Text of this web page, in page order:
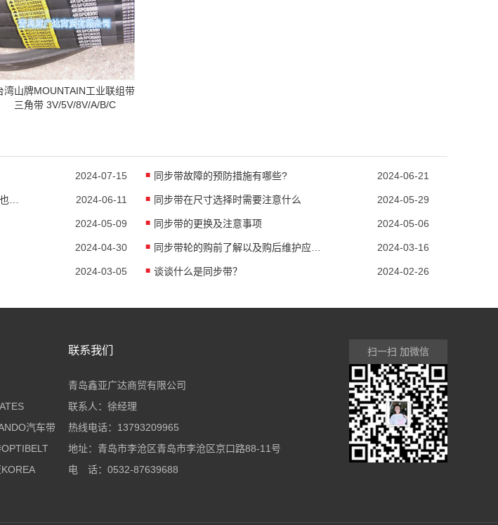
湾山牌MOUNTAIN工业联组带
三角带 3V/5V/8V/A/B/C
2024-07-15 同步带故障的预防措施有哪些? 2024-06-21
2024-06-11 同步带在尺寸选择时需要注意什么 2024-05-29
2024-05-09 同步带的更换及注意事项 2024-05-06
2024-04-30 同步带轮的购前了解以及购后维护应该怎么做? 2024-03-16
2024-03-05 谈谈什么是同步带？ 2024-02-26
汽车带
联系我们
青岛鑫亚广达商贸有限公司
联系人：徐经理
热线电话：13793209965
地址：青岛市李沧区青岛市李沧区京口路88-11号
电 话：0532-87639688
扫一扫 加微信